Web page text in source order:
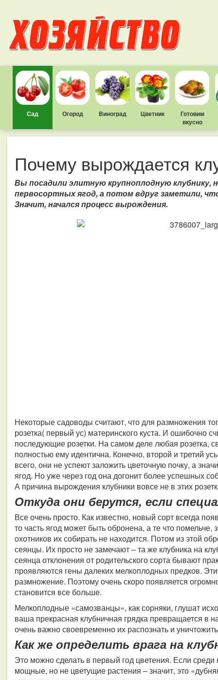
Сад Огород Виноград Цветник
Готовим
вкусно
Почему вырождается
Вы посадили элитную крупноплодную клубнику,
первосортных ягод, а потом вдруг заметили,
Значит, начался процесс вырождения.
Некоторые садоводы считают, что для размножения
розетка( первый ус) материнского куста. И ошибочно
последующие розетки. На самом деле любая розетка,
полностью ему идентична. Конечно, второй и третий
всего, они не успеют заложить цветочную почку, а
ягод. Но уже через год она догонит более успешных
А причина вырождения клубники вовсе не в этих
Откуда они берутся, если
Все очень просто. Как известно, новый сорт всегда
то часть ягод может быть обронена, а те что помельче,
охотников их собирать не находится. Потом из этой
сеянцы. Их просто не замечают – та же клубника на
сеянца отклонения от родительского сорта бывают
проявляются гены далеких мелкоплодных предков.
размножение. Поэтому очень скоро появляется
становится все больше.
Мелкоплодные «самозванцы», как сорняки, глушат
ваша прекрасная клубничная грядка превращается в
очень важно своевременно их распознать и
Как же определить врага на
Это можно сделать в первый год цветения. Если среди
мощные, но не цветущие растения – значит, это